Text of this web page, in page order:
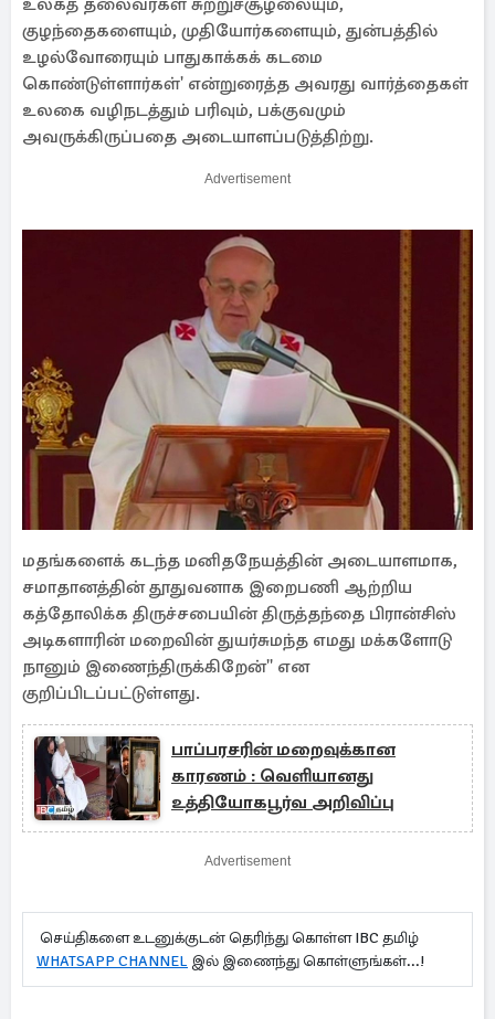
உலகத் தலைவர்கள் சுற்றுச்சூழலையும்,
குழந்தைகளையும், முதியோர்களையும், துன்பத்தில்
உழல்வோரையும் பாதுகாக்கக் கடமை
கொண்டுள்ளார்கள்' என்றுரைத்த அவரது வார்த்தைகள்
உலகை வழிநடத்தும் பரிவும், பக்குவமும்
அவருக்கிருப்பதை அடையாளப்படுத்திற்று.
Advertisement
மதங்களைக் கடந்த மனிதநேயத்தின் அடையாளமாக,
சமாதானத்தின் தூதுவனாக இறைபணி ஆற்றிய
கத்தோலிக்க திருச்சபையின் திருத்தந்தை பிரான்சிஸ்
அடிகளாரின் மறைவின் துயர்சுமந்த எமது மக்களோடு
நானும் இணைந்திருக்கிறேன்'' என
குறிப்பிடப்பட்டுள்ளது.
பாப்பரசரின் மறைவுக்கான
காரணம் : வெளியானது
உத்தியோகபூர்வ அறிவிப்பு
Advertisement
செய்திகளை உடனுக்குடன் தெரிந்து கொள்ள IBC தமிழ்
WHATSAPP CHANNEL இல் இணைந்து கொள்ளுங்கள்...!